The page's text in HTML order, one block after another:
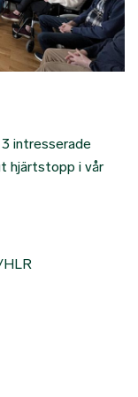
intresserade
hjärtstopp i vår